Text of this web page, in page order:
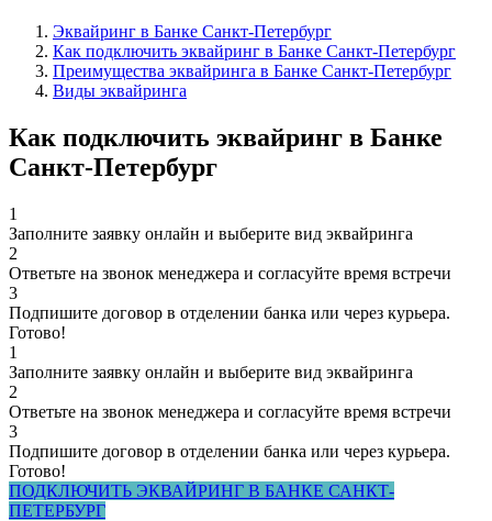
Эквайринг в Банке Санкт-Петербург
Как подключить эквайринг в Банке Санкт-Петербург
Преимущества эквайринга в Банке Санкт-Петербург
Виды эквайринга
Как подключить эквайринг в Банке
Санкт-Петербург
1
Заполните заявку онлайн и выберите вид эквайринга
2
Ответьте на звонок менеджера и согласуйте время встречи
3
Подпишите договор в отделении банка или через курьера.
Готово!
1
Заполните заявку онлайн и выберите вид эквайринга
2
Ответьте на звонок менеджера и согласуйте время встречи
3
Подпишите договор в отделении банка или через курьера.
Готово!
ПОДКЛЮЧИТЬ ЭКВАЙРИНГ В БАНКЕ САНКТ-
ПЕТЕРБУРГ